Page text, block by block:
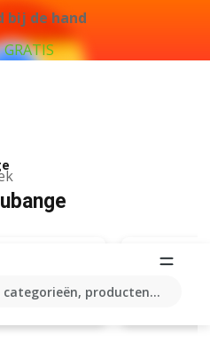
de hand
producten...
Aldi